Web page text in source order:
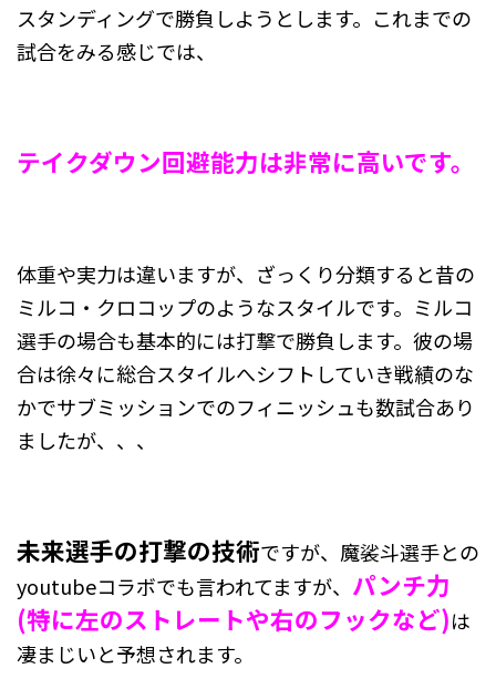
スタンディングで勝負しようとします。これまでの
試合をみる感じでは、
テイクダウン回避能力は非常に高いです。
体重や実力は違いますが、ざっくり分類すると昔の
ミルコ・クロコップのようなスタイルです。ミルコ
選手の場合も基本的には打撃で勝負します。彼の場
合は徐々に総合スタイルへシフトしていき戦績のな
かでサブミッションでのフィニッシュも数試合あり
ましたが、、、
未来選手の打撃の技術ですが、魔裟斗選手との
youtubeコラボでも言われてますが、 パンチ力
(特に左のストレートや右のフックなど)は
凄まじいと予想されます。